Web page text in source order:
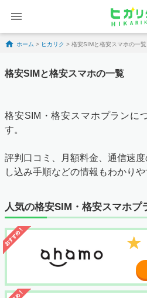
Skip to content
ホーム > ヒカリク > 格安SIMと格安スマホの一覧
格安SIMと格安スマホの一覧
格安SIM・格安スマホプランに
す。
評判口コミ、月額料金、通信速
し込み手順などの情報もわかり
人気の格安SIM・格安スマホプ